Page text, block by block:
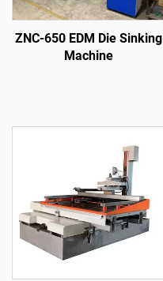
ZNC-650 EDM Die Sinking
Machine